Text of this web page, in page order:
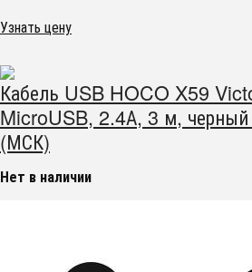
Узнать цену
Кабель USB HOCO X59
MicroUSB, 2.4А, 3 м,
(МСК)
Нет в наличии